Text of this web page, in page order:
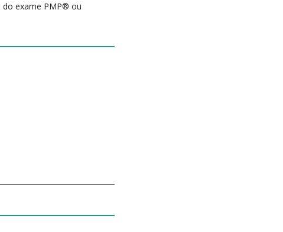
do exame PMP® ou